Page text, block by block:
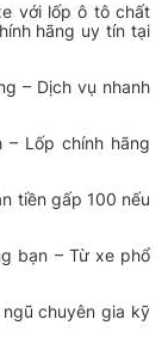
với lốp ô tô chất
hãng uy tín tại
– Dịch vụ nhanh
– Lốp chính hãng
tiền gấp 100 nếu
bạn – Từ xe phổ
chuyên gia kỹ